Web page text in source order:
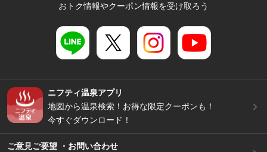
おトク情報やクーポン情報を受け取ろう
ニフティ温泉アプリ
地図から温泉検索！お得な限定クーポンも！
今すぐダウンロード！
ご意見ご要望 ・お問い合わせ